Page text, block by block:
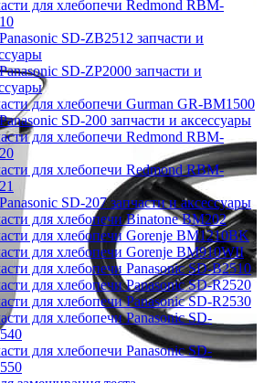
для хлебопечи Redmond RBM-
SD-ZB2512 запчасти и
SD-ZP2000 запчасти и
для хлебопечи Gurman GR-BM1500
SD-200 запчасти и аксессуары
для хлебопечи Redmond RBM-
для хлебопечи Redmond RBM-
SD-207 запчасти и аксессуары
для хлебопечи Binatone BM202
для хлебопечи Gorenje BM1210BK
для хлебопечи Gorenje BM910WII
для хлебопечи Panasonic SD-B2510
для хлебопечи Panasonic SD-R2520
для хлебопечи Panasonic SD-R2530
для хлебопечи Panasonic SD-
для хлебопечи Panasonic SD-